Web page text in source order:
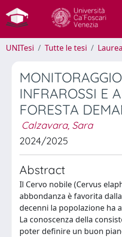
UNITesi Tutte le tesi
INFRAROSSI E
FORESTA
Calzavara, Sara
2024/2025
Abstract
Il Cervo nobile (Cervus
abbondanza è favorita
decenni la popolazione ha
La conoscenza della
poter definire un buon